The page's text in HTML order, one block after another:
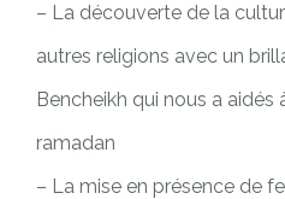
– La découverte de la
autres religions avec un
Bencheikh qui nous a
ramadan
– La mise en présence de